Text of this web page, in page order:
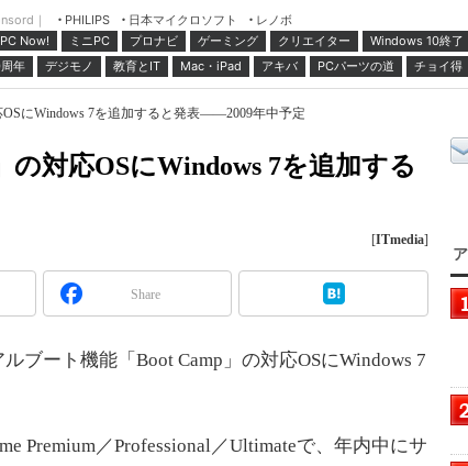
｜ PHILIPS 日本マイクロソフト
レノボ
Now!
ミニPC プロナビ ゲーミング クリエイター
Windows 10終了
年
デジモノ 教育とIT Mac・iPad アキバ PCパーツの道 チョイ得
OSにWindows 7を追加すると発表――2009年中予定
の対応OSにWindows 7を追加する
[ITmedia]
Share
ブート機能「Boot Camp」の対応OSにWindows 7
Premium／Professional／Ultimateで、年内中にサ